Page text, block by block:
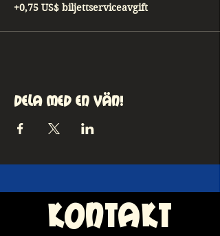
+0,75 US$ biljettserviceavgift
Dela med en vän!
kontakt